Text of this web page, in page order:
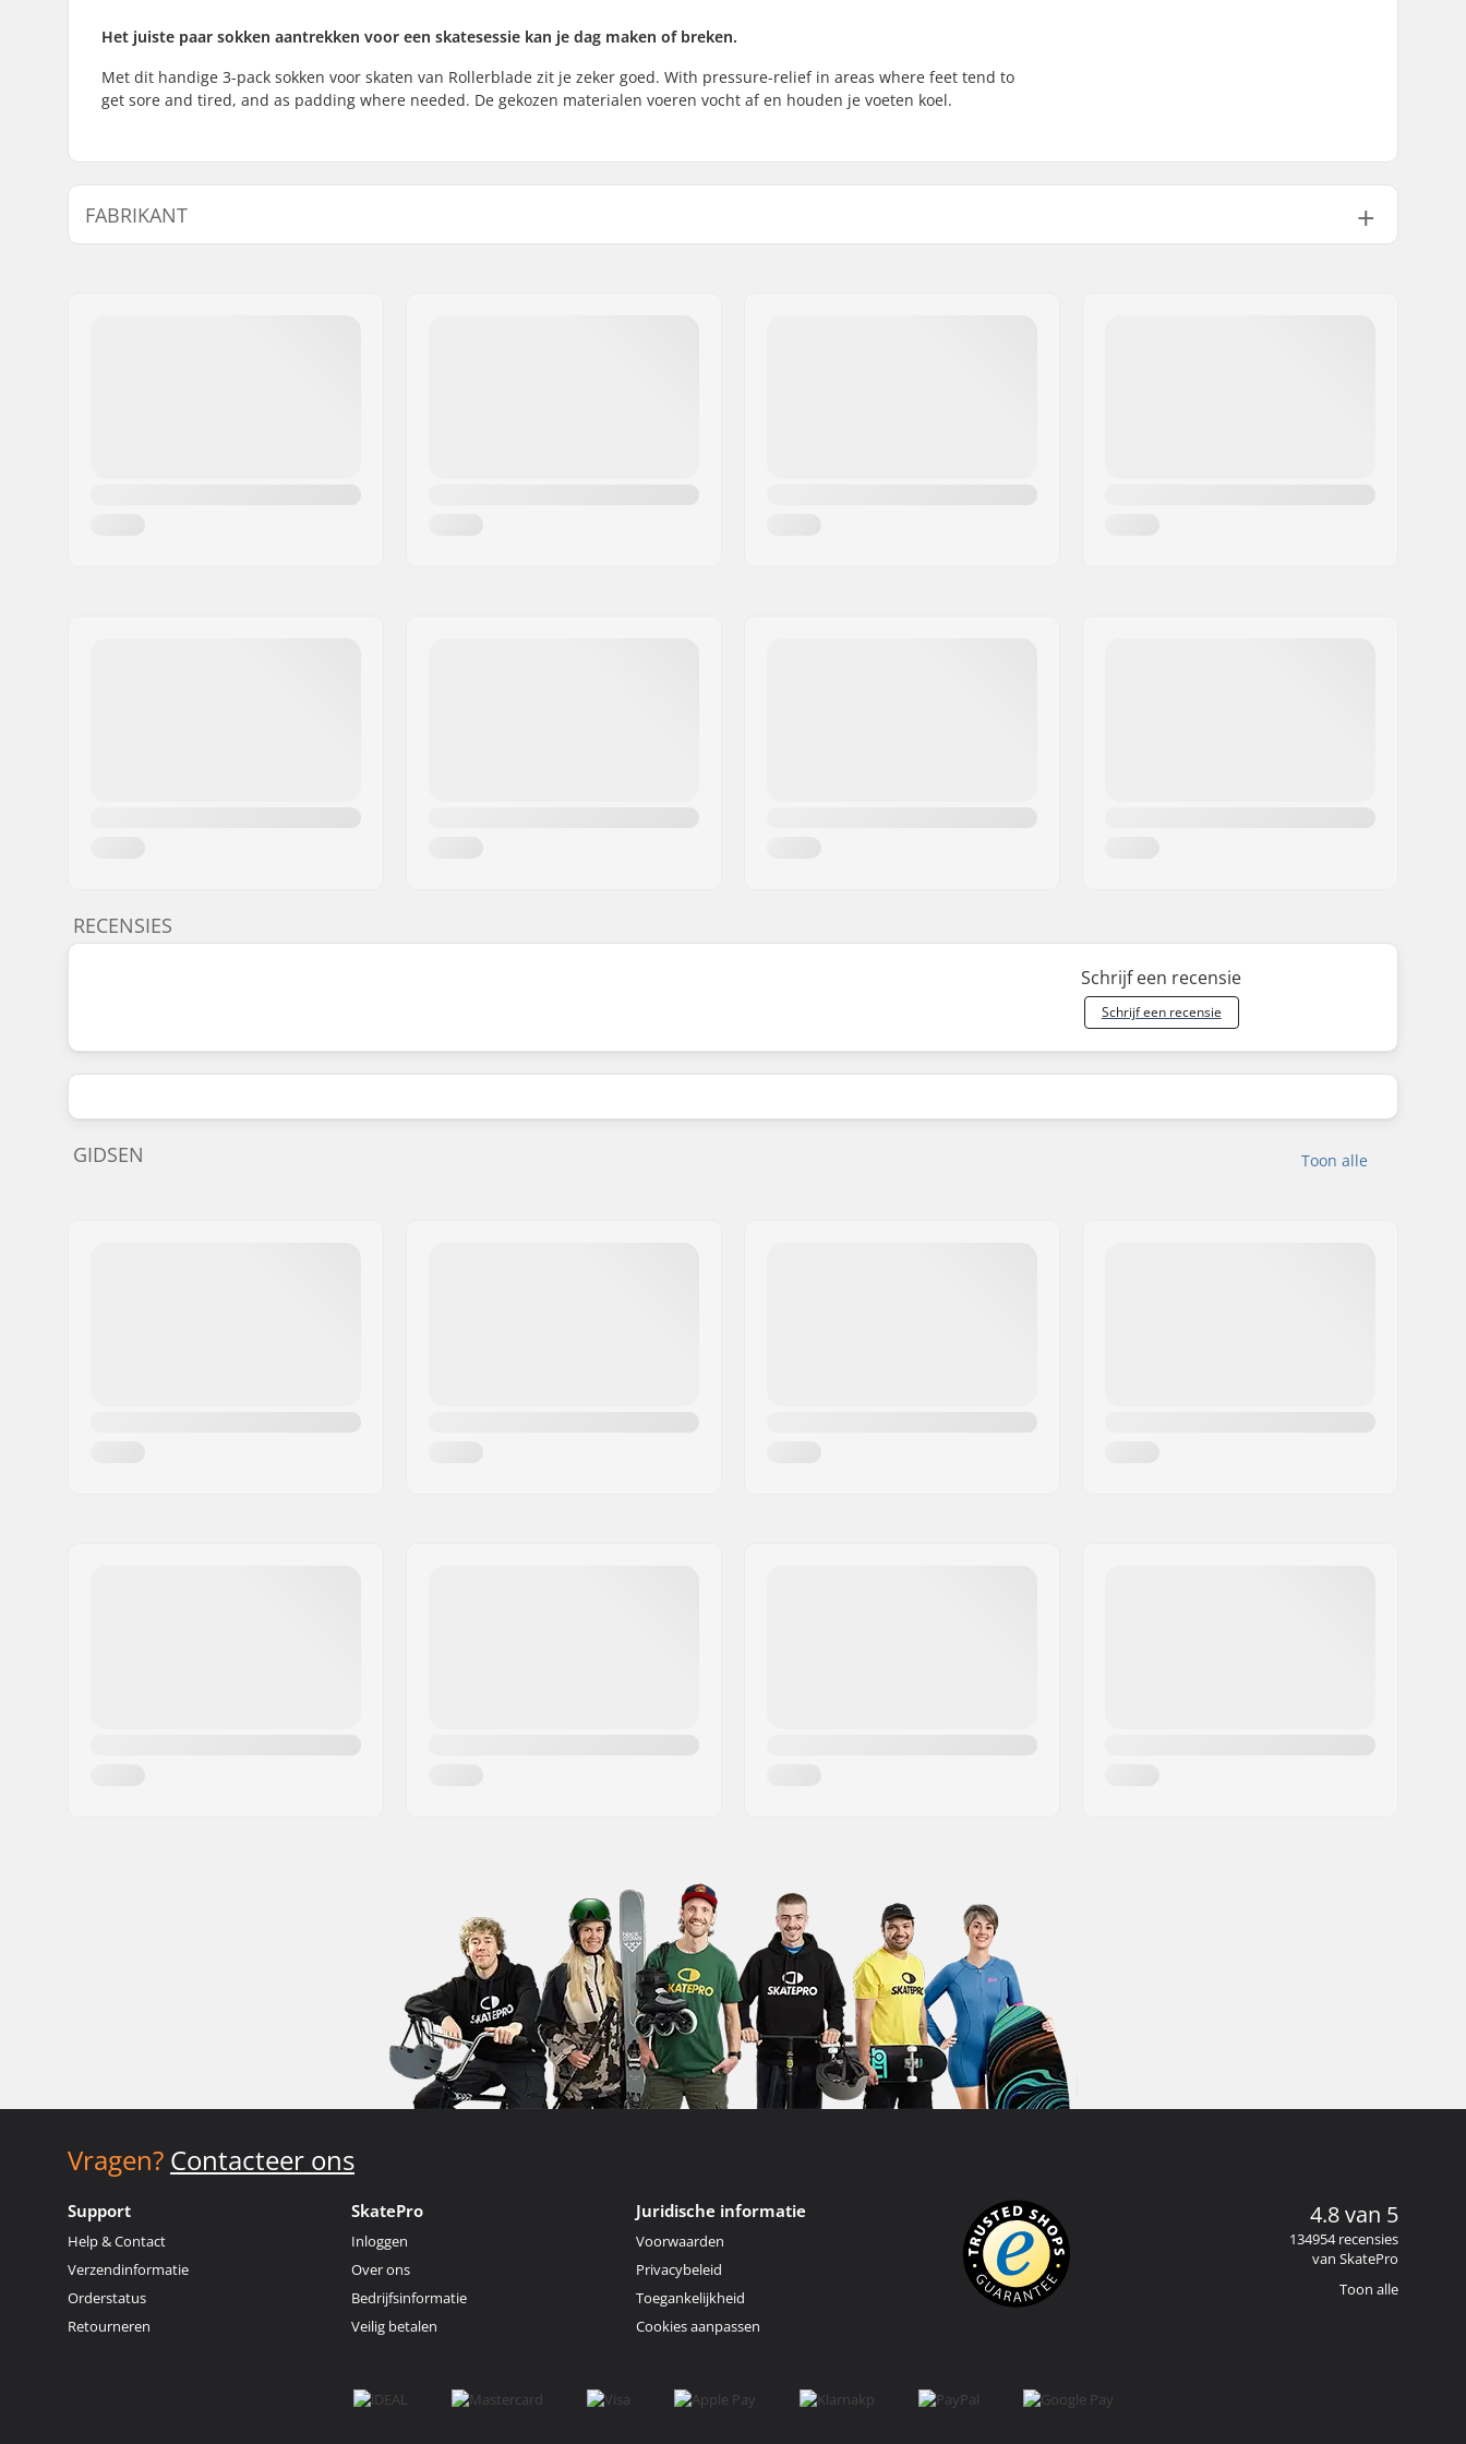
Het juiste paar sokken aantrekken voor een skatesessie kan je dag maken of breken.
Met dit handige 3-pack sokken voor skaten van Rollerblade zit je zeker goed. With pressure-relief in areas where feet tend to
get sore and tired, and as padding where needed. De gekozen materialen voeren vocht af en houden je voeten koel.
FABRIKANT
RECENSIES
Schrijf een recensie
Schrijf een recensie
Toon alle
GIDSEN
Vragen? Contacteer ons
Support
Help & Contact
Verzendinformatie
Orderstatus
Retourneren
SkatePro
Inloggen
Over ons
Bedrijfsinformatie
Veilig betalen
Juridische informatie
Voorwaarden
Privacybeleid
Toegankelijkheid
Cookies aanpassen
4.8 van 5
134954 recensies
van SkatePro
Toon alle